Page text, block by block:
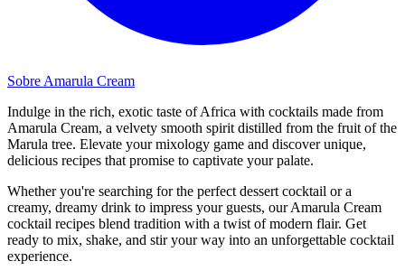
Sobre Amarula Cream
Indulge in the rich, exotic taste of Africa with cocktails made from
Amarula Cream, a velvety smooth spirit distilled from the fruit of the
Marula tree. Elevate your mixology game and discover unique,
delicious recipes that promise to captivate your palate.
Whether you're searching for the perfect dessert cocktail or a
creamy, dreamy drink to impress your guests, our Amarula Cream
cocktail recipes blend tradition with a twist of modern flair. Get
ready to mix, shake, and stir your way into an unforgettable cocktail
experience.